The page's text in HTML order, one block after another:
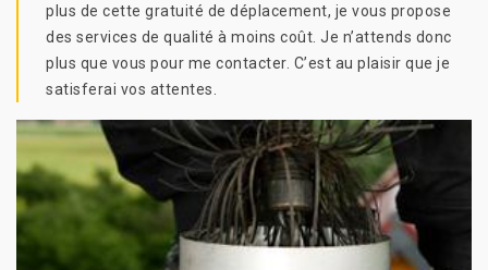
plus de cette gratuité de déplacement, je vous propose
des services de qualité à moins coût. Je n’attends donc
plus que vous pour me contacter. C’est au plaisir que je
satisferai vos attentes.